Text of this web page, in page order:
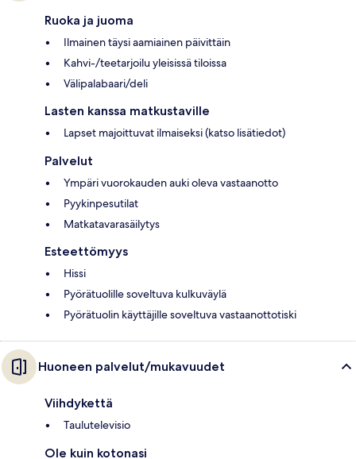
Ruoka ja juoma
Ilmainen täysi aamiainen päivittäin
Kahvi-/teetarjoilu yleisissä tiloissa
Välipalabaari/deli
Lasten kanssa matkustaville
Lapset majoittuvat ilmaiseksi (katso lisätiedot)
Palvelut
Ympäri vuorokauden auki oleva vastaanotto
Pyykinpesutilat
Matkatavarasäilytys
Esteettömyys
Hissi
Pyörätuolille soveltuva kulkuväylä
Pyörätuolin käyttäjille soveltuva vastaanottotiski
Huoneen palvelut/mukavuudet
Viihdykettä
Taulutelevisio
Ole kuin kotonasi